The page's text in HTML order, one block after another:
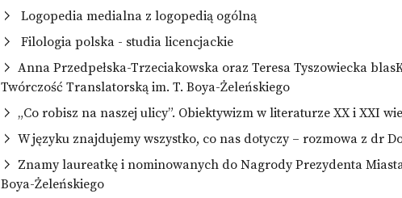
Logopedia medialna z logopedią ogólną
Filologia polska - studia licencjackie
Anna Przedpełska-Trzeciakowska oraz Teresa Tyszowiecka
Twórczość Translatorską im. T. Boya-Żeleńskiego
„Co robisz na naszej ulicy”. Obiektywizm w literaturze XX i XXI
W języku znajdujemy wszystko, co nas dotyczy – rozmowa z dr
Znamy laureatkę i nominowanych do Nagrody Prezydenta
Boya-Żeleńskiego